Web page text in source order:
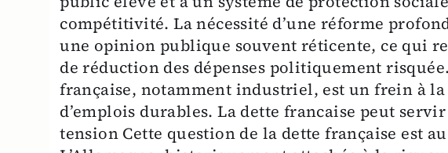
compétitivité. La nécessité d’une réforme
une opinion publique souvent réticente, ce qui
de réduction des dépenses politiquement
française, notamment industriel, est un frein à
d’emplois durables. La dette francaise peut
tension Cette question de la dette française est